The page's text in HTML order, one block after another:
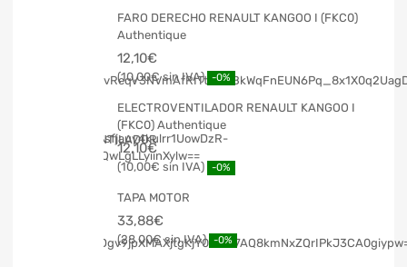
FARO DERECHO RENAULT KANGOO I (FKC0)
Authentique
12,10€
10,00€ -0%
ELECTROVENTILADOR RENAULT KANGOO I
(FKC0) Authentique
12,10€
10,00€ -0%
TAPA MOTOR
33,88€
28,00€ -0%